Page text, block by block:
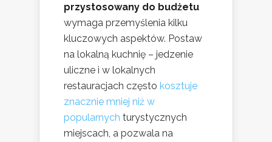
przystosowany do budżetu
wymaga przemyślenia kilku
kluczowych aspektów. Postaw
na lokalną kuchnię – jedzenie
uliczne i w lokalnych
restauracjach często kosztuje
znacznie mniej niż w
popularnych turystycznych
miejscach, a pozwala na